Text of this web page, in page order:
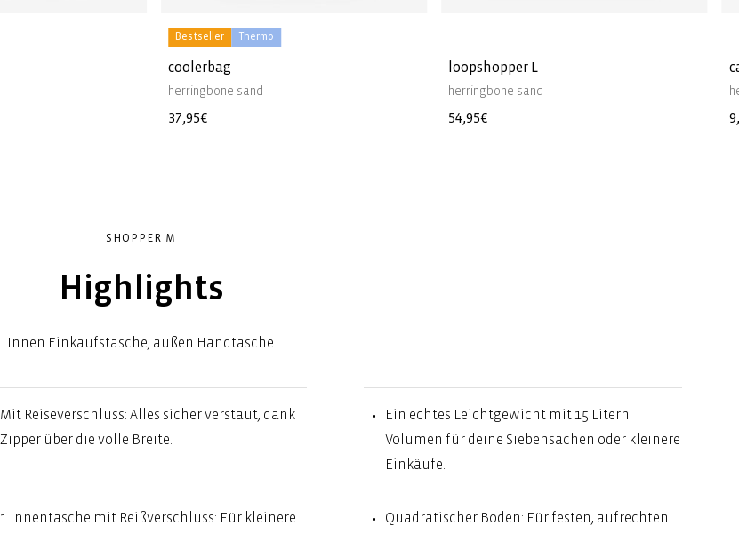
Bestseller Thermo
coolerbag
herringbone sand
Normaler
37,95€
loopshopper L
herringbone sand
Normaler
54,95€
SHOPPER M
Highlights
Innen Einkaufstasche, außen Handtasche.
Mit Reiseverschluss: Alles sicher verstaut, dank
Zipper über die volle Breite.
Ein echtes Leichtgewicht mit 15 Litern
Volumen für deine Siebensachen oder kleinere
Einkäufe.
1 Innentasche mit Reißverschluss: Für kleinere
Quadratischer Boden: Für festen, aufrechten